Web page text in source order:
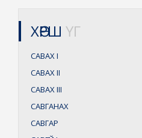
ХӨРШ ҮГ
САВАХI
САВАХII
САВАХIII
САВГАНАХ
САВГАР